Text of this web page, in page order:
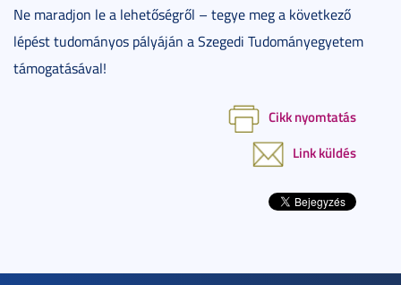
Ne maradjon le a lehetőségről – tegye meg a következő
lépést tudományos pályáján a Szegedi Tudományegyetem
támogatásával!
Cikk nyomtatás
Link küldés